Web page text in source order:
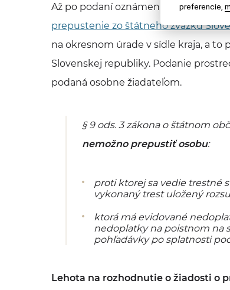
Až po podaní oznámenia o
prepustenie zo štátneho zväzku
na okresnom úrade v sídle kraja, a
Slovenskej republiky. Podanie
podaná osobne žiadateľom.
§ 9 ods. 3 zákona o štátnom
nemožno prepustiť osobu:
proti ktorej sa vedie trestné
vykonaný trest uložený
ktorá má evidované
nedoplatky na poistnom na
pohľadávky po splatnosti
Lehota na rozhodnutie o žiadosti o
preferencie,